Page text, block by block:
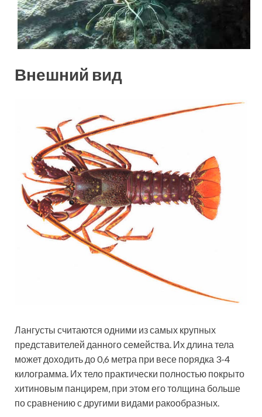
Внешний вид
Лангусты считаются одними из самых крупных
представителей данного семейства. Их длина тела
может доходить до 0,6 метра при весе порядка 3-4
килограмма. Их тело практически полностью покрыто
хитиновым панцирем, при этом его толщина больше
по сравнению с другими видами ракообразных.